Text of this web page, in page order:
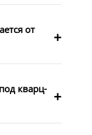
от
кварц-